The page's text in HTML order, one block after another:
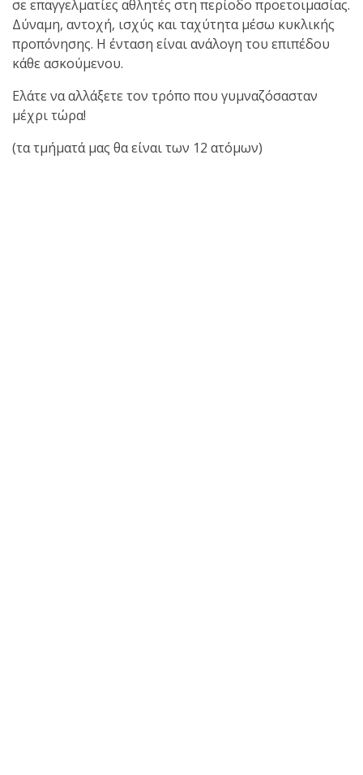
Galatsi..!
σε επαγγελματίες αθλητές στη περίοδο προετοιμασίας.
Δύναμη, αντοχή, ισχύς και ταχύτητα μέσω κυκλικής
προπόνησης. Η ένταση είναι ανάλογη του επιπέδου
κάθε ασκούμενου.
Ελάτε να αλλάξετε τον τρόπο που γυμναζόσασταν
μέχρι τώρα!
(τα τμήματά μας θα είναι των 12 ατόμων)